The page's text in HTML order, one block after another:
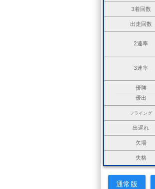
3着回数
出走回数
2連率
3連率
優勝
優出
フライング
出遅れ
欠場
失格
通常版